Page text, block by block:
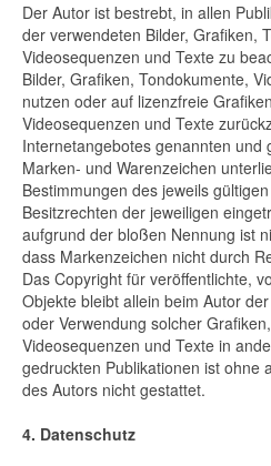
Der Autor ist bestrebt, in allen
der verwendeten Bilder, Grafiken,
Videosequenzen und Texte zu
Bilder, Grafiken, Tondokumente,
nutzen oder auf lizenzfreie
Videosequenzen und Texte
Internetangebotes genannten und
Marken- und Warenzeichen
Bestimmungen des jeweils
Besitzrechten der jeweiligen
aufgrund der bloßen Nennung ist
dass Markenzeichen nicht durch
Das Copyright für veröffentlichte,
Objekte bleibt allein beim Autor
oder Verwendung solcher
Videosequenzen und Texte in
gedruckten Publikationen ist ohne
des Autors nicht gestattet.
4. Datenschutz